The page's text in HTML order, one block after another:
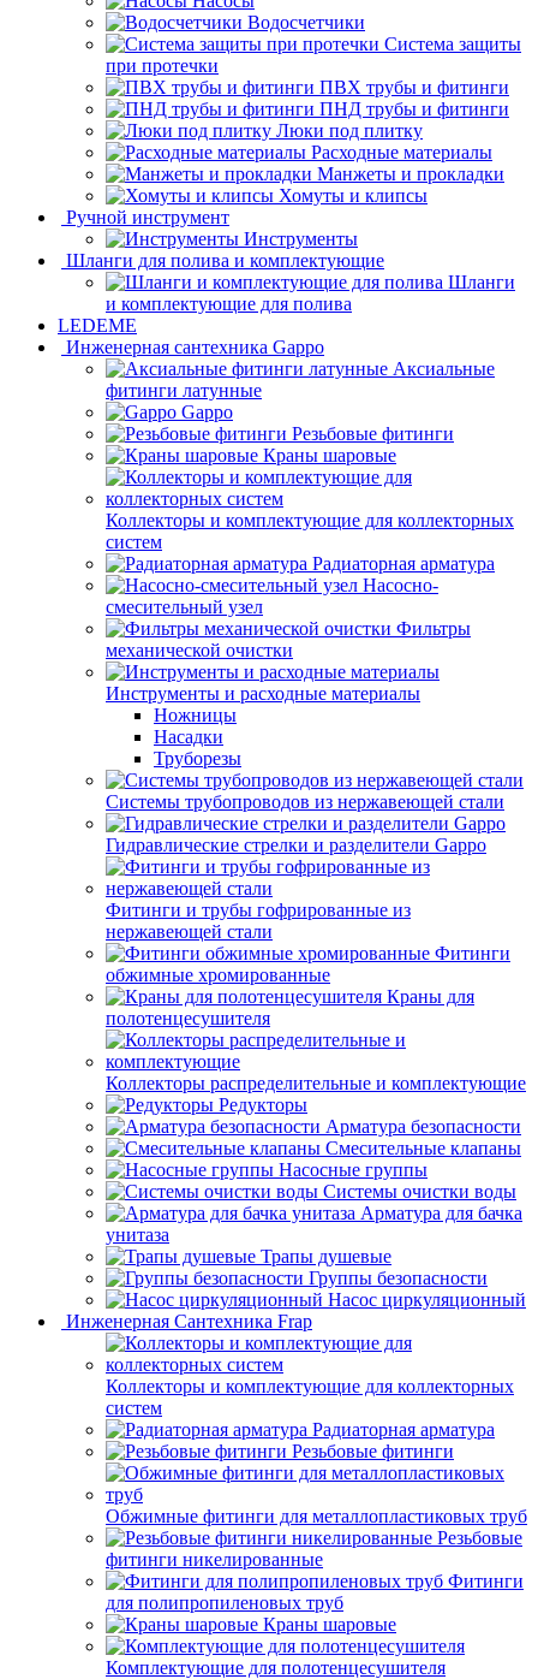
Водосчетчики
Система защиты
при протечки
ПВХ трубы и фитинги
ПНД трубы и фитинги
Люки под плитку
Расходные материалы
Манжеты и прокладки
Хомуты и клипсы
Ручной инструмент
Инструменты
Шланги для полива и комплектующие
Шланги
и комплектующие для полива
LEDEME
Инженерная сантехника Gappo
Аксиальные
фитинги латунные
Gappo
Резьбовые фитинги
Краны шаровые
Коллекторы и комплектующие для коллекторных
систем
Радиаторная арматура
Насосно-
смесительный узел
Фильтры
механической очистки
Инструменты и расходные материалы
Ножницы
Насадки
Труборезы
Системы трубопроводов из нержавеющей стали
Гидравлические стрелки и разделители Gappo
Фитинги и трубы гофрированные из
нержавеющей стали
Фитинги
обжимные хромированные
Краны для
полотенцесушителя
Коллекторы распределительные и комплектующие
Редукторы
Арматура безопасности
Смесительные клапаны
Насосные группы
Системы очистки воды
Арматура для бачка
унитаза
Трапы душевые
Группы безопасности
Насос циркуляционный
Инженерная Сантехника Frap
Коллекторы и комплектующие для коллекторных
систем
Радиаторная арматура
Резьбовые фитинги
Обжимные фитинги для металлопластиковых труб
Резьбовые
фитинги никелированные
Фитинги
для полипропиленовых труб
Краны шаровые
Комплектующие для полотенцесушителя